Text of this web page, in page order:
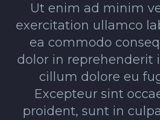
Ut enim ad minim
exercitation ullamco
ea commodo
dolor in reprehenderit
cillum dolore eu
Excepteur sint
proident, sunt in